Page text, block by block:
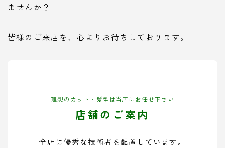
ませんか？
皆様のご来店を、心よりお待ちしております。
理想のカット・髪型は当店にお任せ下さい
店舗のご案内
全店に優秀な技術者を配置しています。